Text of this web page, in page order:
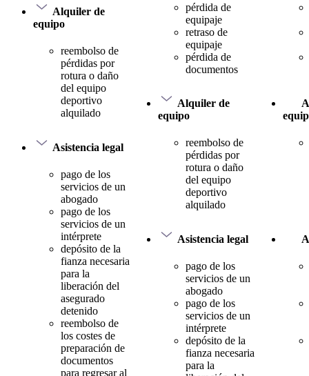
Alquiler de
equipo
reembolso de
pérdidas por
rotura o daño
del equipo
deportivo
alquilado
Asistencia legal
pago de los
servicios de un
abogado
pago de los
servicios de un
intérprete
depósito de la
fianza necesaria
para la
liberación del
asegurado
detenido
reembolso de
los costes de
preparación de
documentos
para regresar al
pérdida de
equipaje
retraso de
equipaje
pérdida de
documentos
Alquiler de
equipo
reembolso de
pérdidas por
rotura o daño
del equipo
deportivo
alquilado
Asistencia legal
pago de los
servicios de un
abogado
pago de los
servicios de un
intérprete
depósito de la
fianza necesaria
para la